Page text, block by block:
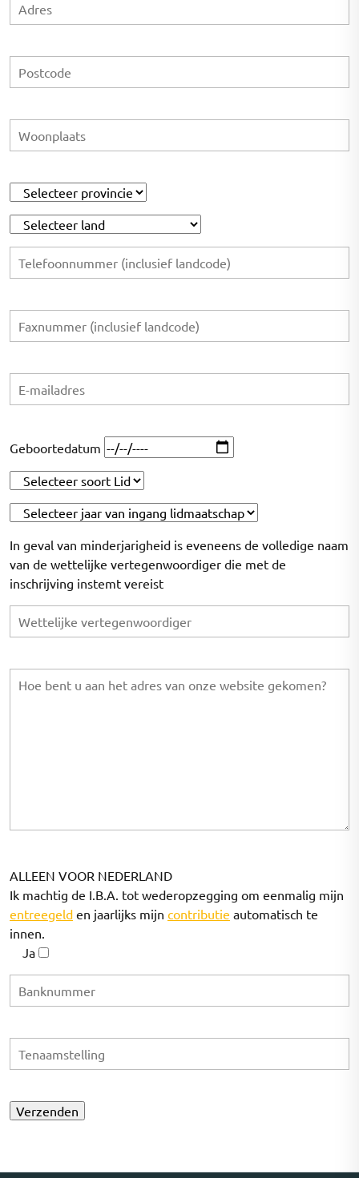
Geboortedatum
In geval van minderjarigheid is eveneens de volledige naam
van de wettelijke vertegenwoordiger die met de
inschrijving instemt vereist
ALLEEN VOOR NEDERLAND
Ik machtig de I.B.A. tot wederopzegging om eenmalig mijn
entreegeld en jaarlijks mijn contributie automatisch te
innen.
Ja